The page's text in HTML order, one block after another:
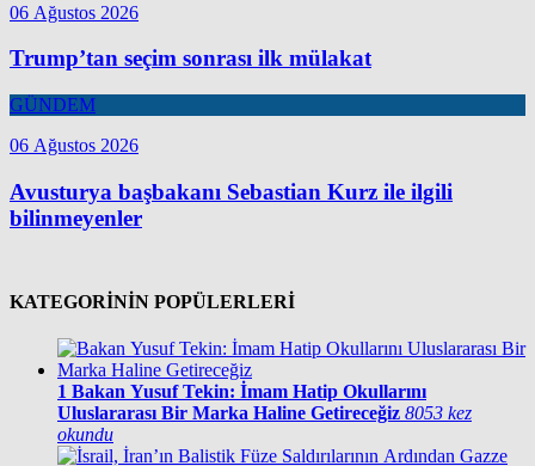
06 Ağustos 2026
Trump’tan seçim sonrası ilk mülakat
GÜNDEM
06 Ağustos 2026
Avusturya başbakanı Sebastian Kurz ile ilgili
bilinmeyenler
KATEGORİNİN POPÜLERLERİ
1 Bakan Yusuf Tekin: İmam Hatip Okullarını
Uluslararası Bir Marka Haline Getireceğiz 8053 kez
okundu